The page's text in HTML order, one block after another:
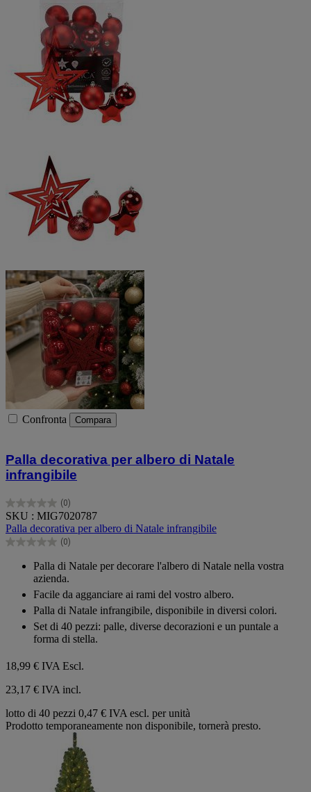
Confronta Compara
Palla decorativa per albero di Natale
infrangibile
(0)
0.0
su
5
stelle.
SKU : MIG7020787
Palla decorativa per albero di Natale infrangibile
(0)
0.0
Palla di Natale per decorare l'albero di Natale nella vostra
azienda.
Facile da agganciare ai rami del vostro albero.
Palla di Natale infrangibile, disponibile in diversi colori.
Set di 40 pezzi: palle, diverse decorazioni e un puntale a
forma di stella.
18,99 € IVA Escl.
23,17 € IVA incl.
lotto di 40 pezzi 0,47 € IVA escl. per unità
Prodotto temporaneamente non disponibile, tornerà presto.